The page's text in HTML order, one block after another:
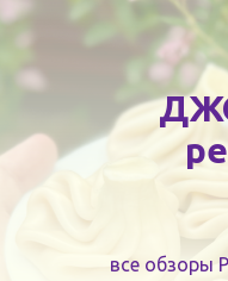
все обзоры